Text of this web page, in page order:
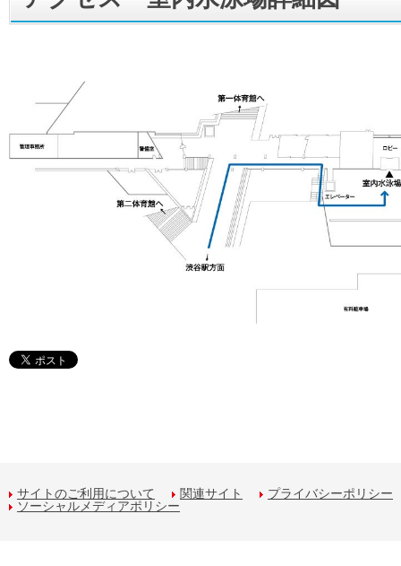
サイトのご利用について 関連サイト
プライバシーポリシー
ソーシャルメディアポリシー